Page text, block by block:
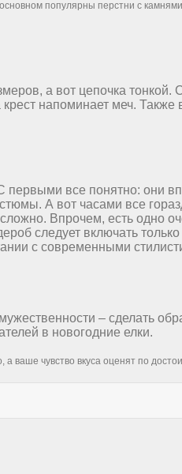
популярны перстни с
а вот цепочка
напоминает меч.
первыми все понятно: они
А вот часами все
Впрочем, есть одно
следует включать
с современными
– сделать
в новогодние елки.
ваше чувство вкуса оценят по